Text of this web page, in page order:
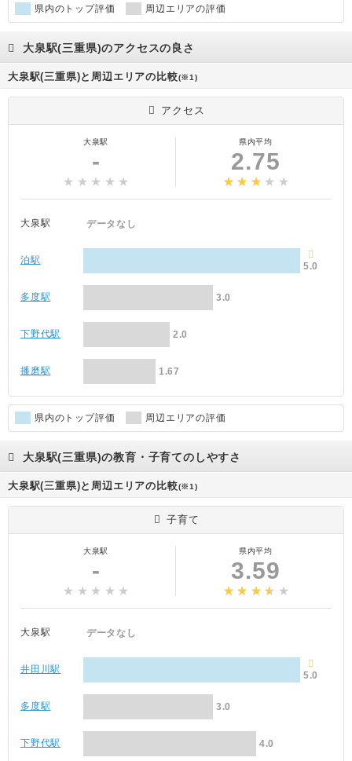
県内のトップ評価 周辺エリアの評価
大泉駅(三重県)のアクセスの良さ
大泉駅(三重県)と周辺エリアの比較(※1)
アクセス
大泉駅
-
県内平均
2.75
大泉駅 データなし
泊駅
5.0
多度駅 3.0
下野代駅 2.0
播磨駅 1.67
県内のトップ評価 周辺エリアの評価
大泉駅(三重県)の教育・子育てのしやすさ
大泉駅(三重県)と周辺エリアの比較(※1)
子育て
大泉駅
-
県内平均
3.59
大泉駅 データなし
井田川駅
5.0
多度駅 3.0
下野代駅 4.0